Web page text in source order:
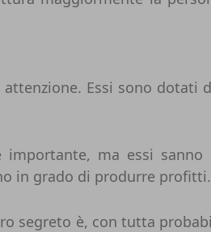
Essi sono dotati
ma essi
in grado di produrre profitti.
segreto è, con tutta